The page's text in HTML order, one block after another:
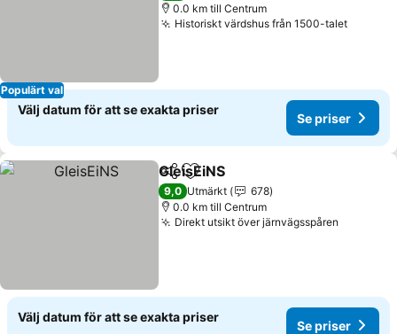
Populärt val
0.0 km till Centrum
Historiskt värdshus från 1500-talet
Välj datum för att se exakta priser
Se priser
Dela Lägg till i Mina Favoriter
GleisEiNS
9,0 Utmärkt
678
0.0 km till Centrum
Direkt utsikt över järnvägsspåren
Välj datum för att se exakta priser
Se priser